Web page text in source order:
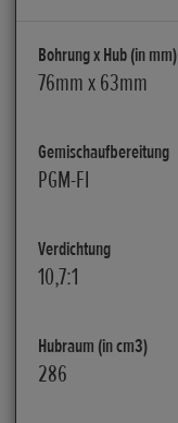
Bohrung x Hub (in mm)
76mm x 63mm
Gemischaufbereitung
PGM-FI
Verdichtung
10,7:1
Hubraum (in cm3)
286